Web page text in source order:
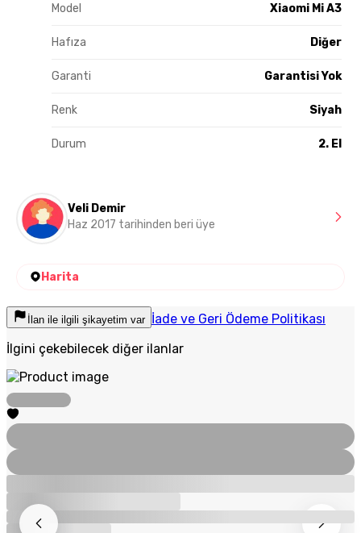
Model Xiaomi Mi A3
Hafıza Diğer
Garanti Garantisi Yok
Renk Siyah
Durum 2. El
Veli Demir
Haz 2017 tarihinden beri üye
Harita
İlan ile ilgili şikayetim var İade ve Geri Ödeme Politikası
İlgini çekebilecek diğer ilanlar